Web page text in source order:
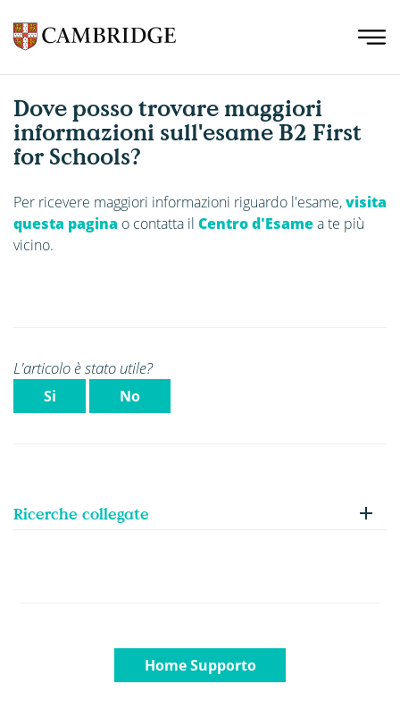
Dove posso trovare maggiori
informazioni sull'esame B2 First
for Schools?
Per ricevere maggiori informazioni riguardo l'esame,visita
questa pagina o contatta il Centro d'Esamea te più
vicino.
L'articolo è stato utile?
Si No
Ricerche collegate
Home Supporto